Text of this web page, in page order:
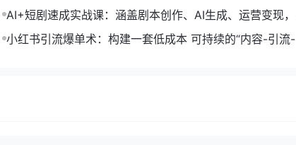
转化率提升200%
AI+短剧速成实战课：涵盖剧本创作、AI生成、运营变现，
单部剧收益破万
小红书引流爆单术：构建一套低成本 可持续的“内容-引流-